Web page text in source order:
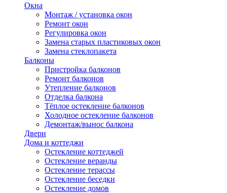
Окна
Монтаж / установка окон
Ремонт окон
Регулировка окон
Замена старых пластиковых окон
Замена стеклопакета
Балконы
Пристройка балконов
Ремонт балконов
Утепление балконов
Отделка балкона
Тёплое остекление балконов
Холодное остекление балконов
Демонтаж/вынос балкона
Двери
Дома и коттеджи
Остекление коттеджей
Остекление веранды
Остекление терассы
Остекление беседки
Остекление домов